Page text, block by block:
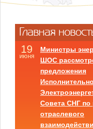
Главная
19
июня
Министры
ШОС
предложения
Совета СНГ по
отраслевого